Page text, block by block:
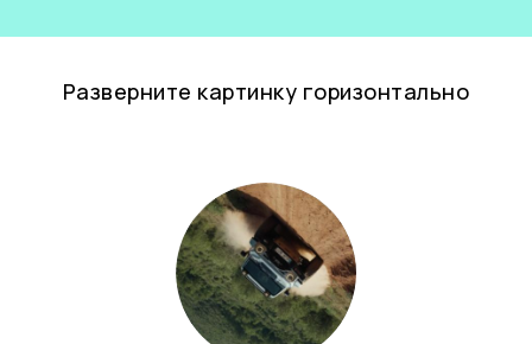
Разверните картинку горизонтально